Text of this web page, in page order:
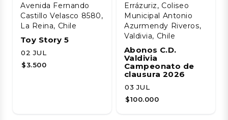
Avenida Fernando
Castillo Velasco 8580,
La Reina, Chile
Toy Story 5
02 JUL
$3.500
Errázuriz, Coliseo
Municipal Antonio
Azurmendy Riveros,
Valdivia, Chile
Abonos C.D.
Valdivia
Campeonato de
clausura 2026
03 JUL
$100.000